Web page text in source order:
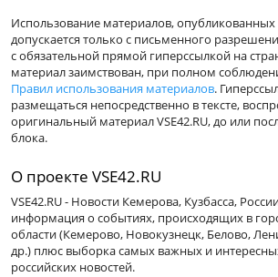
Использование материалов, опубликованных
допускается только с письменного
с обязательной прямой гиперссылкой на
материал заимствован, при полном
Правил использования материалов.
размещаться непосредственно в тексте,
оригинальный материал VSE42.RU, до или
блока.
О проекте VSE42.RU
VSE42.RU - Новости Кемерова, Кузбасса,
информация о событиях, происходящих в
области (Кемерово, Новокузнецк, Белово,
др.) плюс выборка самых важных и
российских новостей.